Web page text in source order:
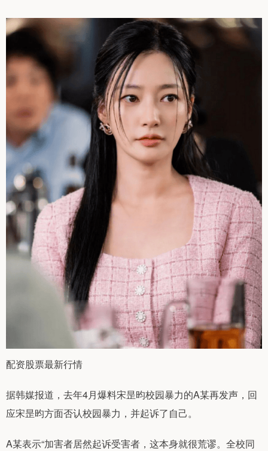
配资股票最新行情
据韩媒报道，去年4月爆料宋昰昀校园暴力的A某再发声，回
应宋昰昀方面否认校园暴力，并起诉了自己。
A某表示“加害者居然起诉受害者，这本身就很荒谬。全校同